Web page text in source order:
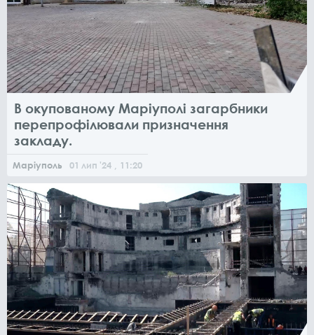
В окупованому Маріуполі загарбники
перепрофілювали призначення
закладу.
Маріуполь 01 лип '24 , 11:20